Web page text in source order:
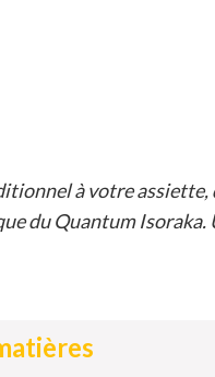
à votre assiette,
du Quantum Isoraka.